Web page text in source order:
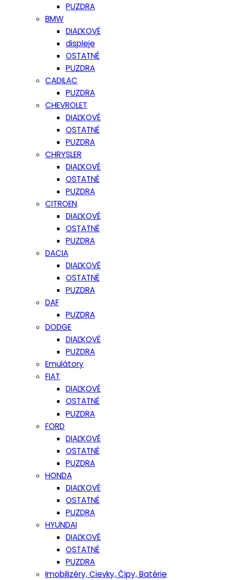
PUZDRA
BMW
DIAĽKOVÉ
displeje
OSTATNÉ
PUZDRA
CADILAC
PUZDRA
CHEVROLET
DIAĽKOVÉ
OSTATNÉ
PUZDRA
CHRYSLER
DIAĽKOVÉ
OSTATNÉ
PUZDRA
CITROEN
DIAĽKOVÉ
OSTATNÉ
PUZDRA
DACIA
DIAĽKOVÉ
OSTATNÉ
PUZDRA
DAF
PUZDRA
DODGE
DIAĽKOVÉ
PUZDRA
Emulátory
FIAT
DIAĽKOVÉ
OSTATNÉ
PUZDRA
FORD
DIAĽKOVÉ
OSTATNÉ
PUZDRA
HONDA
DIAĽKOVÉ
OSTATNÉ
PUZDRA
HYUNDAI
DIAĽKOVÉ
OSTATNÉ
PUZDRA
Imobilizéry, Cievky, Čipy, Batérie